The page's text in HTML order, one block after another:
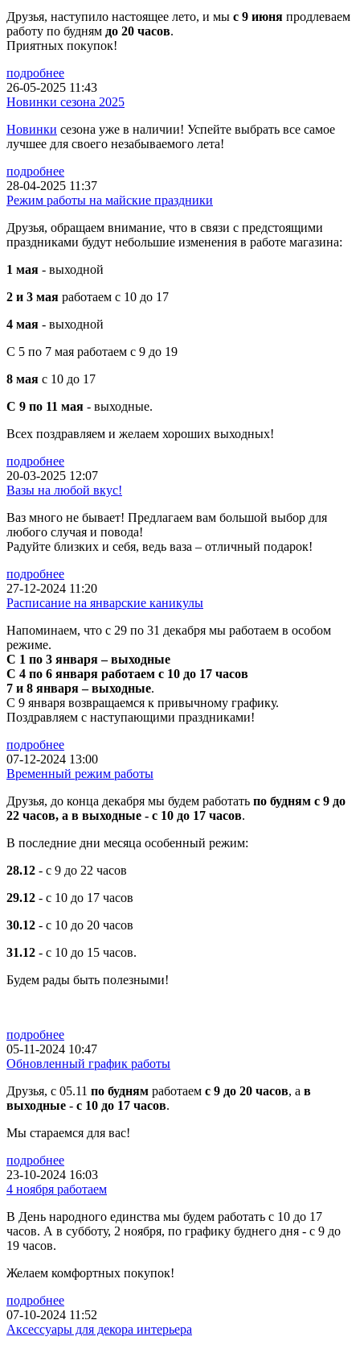
Друзья, наступило настоящее лето, и мы с 9 июня продлеваем
работу по будням до 20 часов.
Приятных покупок!
подробнее
26-05-2025 11:43
Новинки сезона 2025
Новинки сезона уже в наличии! Успейте выбрать все самое
лучшее для своего незабываемого лета!
подробнее
28-04-2025 11:37
Режим работы на майские праздники
Друзья, обращаем внимание, что в связи с предстоящими
праздниками будут небольшие изменения в работе магазина:
1 мая - выходной
2 и 3 мая работаем с 10 до 17
4 мая - выходной
С 5 по 7 мая работаем с 9 до 19
8 мая с 10 до 17
С 9 по 11 мая - выходные.
Всех поздравляем и желаем хороших выходных!
подробнее
20-03-2025 12:07
Вазы на любой вкус!
Ваз много не бывает! Предлагаем вам большой выбор для
любого случая и повода!
Радуйте близких и себя, ведь ваза – отличный подарок!
подробнее
27-12-2024 11:20
Расписание на январские каникулы
Напоминаем, что с 29 по 31 декабря мы работаем в особом
режиме.
С 1 по 3 января – выходные
С 4 по 6 января работаем с 10 до 17 часов
7 и 8 января – выходные.
С 9 января возвращаемся к привычному графику.
Поздравляем с наступающими праздниками!
подробнее
07-12-2024 13:00
Временный режим работы
Друзья, до конца декабря мы будем работать по будням с 9 до
22 часов, а в выходные - с 10 до 17 часов.
В последние дни месяца особенный режим:
28.12 - с 9 до 22 часов
29.12 - с 10 до 17 часов
30.12 - с 10 до 20 часов
31.12 - с 10 до 15 часов.
Будем рады быть полезными!
подробнее
05-11-2024 10:47
Обновленный график работы
Друзья, с 05.11 по будням работаем с 9 до 20 часов, а в
выходные - с 10 до 17 часов.
Мы стараемся для вас!
подробнее
23-10-2024 16:03
4 ноября работаем
В День народного единства мы будем работать с 10 до 17
часов. А в субботу, 2 ноября, по графику буднего дня - с 9 до
19 часов.
Желаем комфортных покупок!
подробнее
07-10-2024 11:52
Аксессуары для декора интерьера